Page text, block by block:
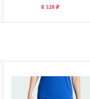
8 520 ₽